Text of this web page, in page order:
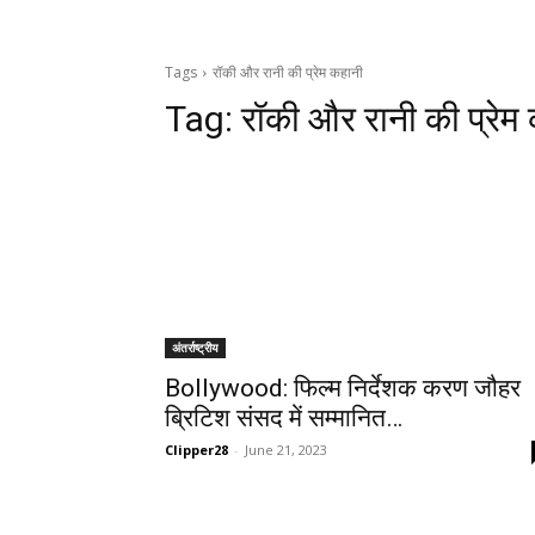
Tags रॉकी और रानी की प्रेम कहानी
Tag:रॉकी और रानी की प्रेम
अंतर्राष्ट्रीय
Bollywood: फिल्म निर्देशक करण जौहर
ब्रिटिश संसद में सम्मानित…
Clipper28 - June 21, 2023